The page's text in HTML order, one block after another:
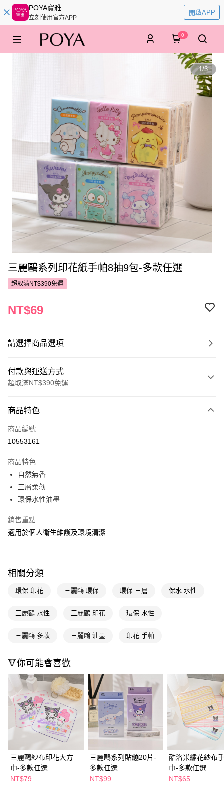
POYA寶雅
立刻使用官方APP
開啟APP
0
1/3
三麗鷗系列印花紙手帕8抽9包-多款任選
超取滿NT$390免運
NT$69
請選擇商品選項
付款與運送方式
超取滿NT$390免運
POYA支付
信用卡一次付款
LINE Pay
Apple Pay
悠遊付
相關說明
【關於「AFTEE先享後付」】
１．簡單：不需註冊會員、不需綁卡、不需儲值。
３．安心：先確認商品／服務後，再付款。
１．於結帳方式選擇「AFTEE先享後付」後，將跳轉至「AFTEE先享後付」
結帳頁面，進行簡訊認證並確認金額後，即可完成結帳。
２．訂單成立數日內，您將收到繳費通知簡訊。
３．收到繳費通知簡訊後14天內，點擊此簡訊中的連結，可透過四大超商／
ATM／網路銀行／等多元方式進行付款，方視為交易完成。
※ 請注意：結帳手續完成當下不需立刻繳費，但若您需要取消訂單，請聯絡
購買商品的店家。未經商家同意取消之訂單仍視為有效，需透過AFTEE先享
後付繳納相關費用。
※ 交易是否成功請以「AFTEE先享後付 」之結帳頁面顯示為準，若有關於
是否繳費成功／繳費後需取消欲退款等相關疑問，請聯繫「AFTEE先享後付
客戶支援中心」https://netprotections.freshdesk.com/support/home
【注意事項】
１．透過由恩沛科技股份有限公司提供之「AFTEE先享後付」服務完成之交
即享券
全家取貨付款
付款後全家取貨
每筆NT$65，滿NT$390(含以上)免運費
萊爾富取貨付款
每筆NT$65，滿NT$490(含以上)免運費
付款後萊爾富取貨
7-11取貨付款
每筆NT$65，滿NT$490(含以上)免運費
商品特色
商品編號
10553161
商品特色
自然無香
三層柔韌
環保水性油墨
銷售重點
適用於個人衛生維護及環境清潔
相關分類
環保 印花 三麗鷗 環保 環保 三層 保水 水性
三麗鷗 水性 三麗鷗 印花 環保 水性
三麗鷗 多款 三麗鷗 油墨 印花 手帕
🔻你可能會喜歡
三麗鷗紗布印花大方
巾-多款任選
NT$79
三麗鷗系列貼繃20片-
多款任選
NT$99
酷洛米繡花紗布
巾-多款任選
NT$65